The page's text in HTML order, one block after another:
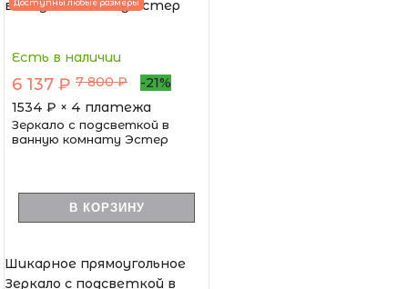
Доступны любые размеры
Есть в наличии
6 137 ₽ 7 800 ₽
-21%
1534 ₽ × 4 платежа
Зеркало с подсветкой в
ванную комнату Эстер
В КОРЗИНУ
Шикарное прямоугольное
Зеркало с подсветкой в